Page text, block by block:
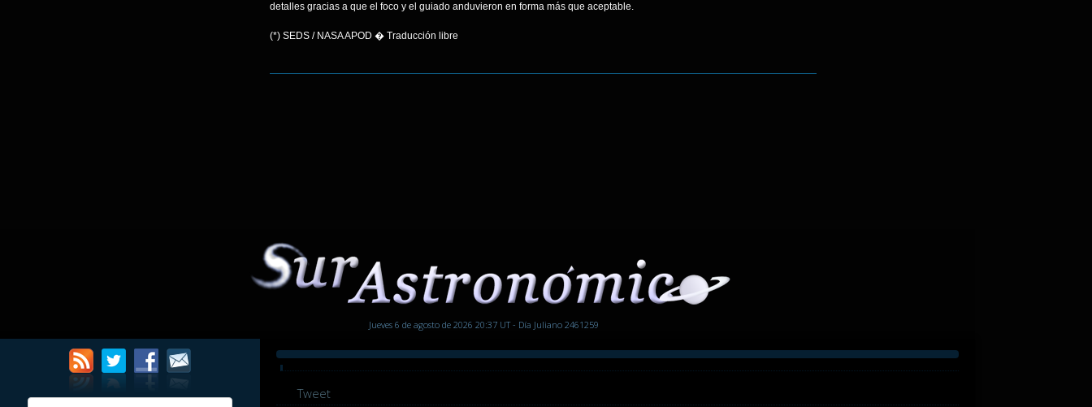
detalles gracias a que el foco y el guiado anduvieron en forma más que aceptable.
(*) SEDS / NASA APOD � Traducción libre
Jueves 6 de agosto de 2026 20:37 UT - Día Juliano 2461259
Tweet